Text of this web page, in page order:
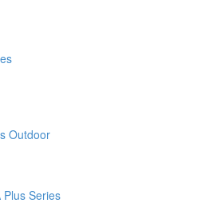
Outdoor
Plus Series